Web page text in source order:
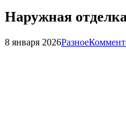
Наружная
8 января 2026Разное